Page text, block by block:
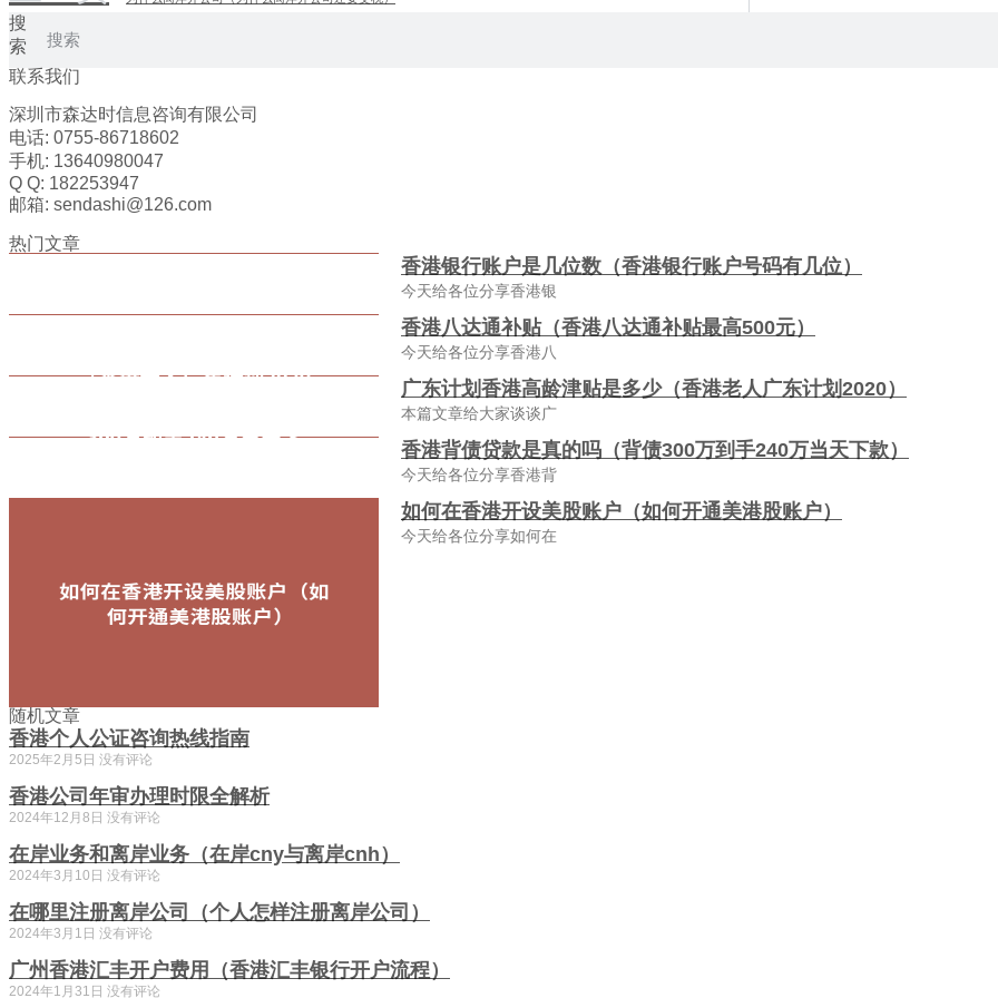
搜
索
联系我们
深圳市森达时信息咨询有限公司
电话: 0755-86718602
手机: 13640980047
Q Q: 182253947
邮箱: sendashi@126.com
热门文章
香港银行账户是几位数（香港银行账户号码有几位）
今天给各位分享香港银
香港八达通补贴（香港八达通补贴最高500元）
今天给各位分享香港八
广东计划香港高龄津贴是多少（香港老人广东计划2020）
本篇文章给大家谈谈广
香港背债贷款是真的吗（背债300万到手240万当天下款）
今天给各位分享香港背
如何在香港开设美股账户（如何开通美港股账户）
今天给各位分享如何在
随机文章
香港个人公证咨询热线指南
2025年2月5日 没有评论
香港公司年审办理时限全解析
2024年12月8日 没有评论
在岸业务和离岸业务（在岸cny与离岸cnh）
2024年3月10日 没有评论
在哪里注册离岸公司（个人怎样注册离岸公司）
2024年3月1日 没有评论
广州香港汇丰开户费用（香港汇丰银行开户流程）
2024年1月31日 没有评论